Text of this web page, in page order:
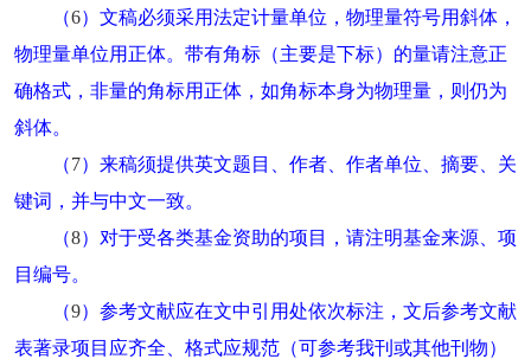
（6）文稿必须采用法定计量单位，物理量符号用斜体，
物理量单位用正体。带有角标（主要是下标）的量请注意正
确格式，非量的角标用正体，如角标本身为物理量，则仍为
斜体。
（7）来稿须提供英文题目、作者、作者单位、摘要、关
键词，并与中文一致。
（8）对于受各类基金资助的项目，请注明基金来源、项
目编号。
（9）参考文献应在文中引用处依次标注，文后参考文献
表著录项目应齐全、格式应规范（可参考我刊或其他刊物）